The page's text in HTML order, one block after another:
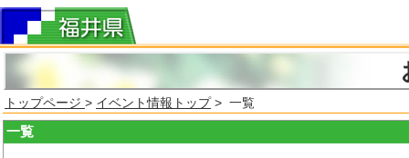
トップページ > イベント情報トップ> 一覧
一覧